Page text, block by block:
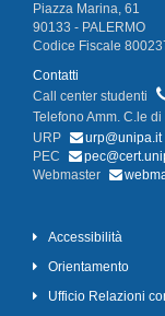
Piazza Marina, 61
90133 - PALERMO
Codice Fiscale
Contatti
Call center studenti
Telefono Amm. C.le
URP
urp@unipa.it
PEC
Webmaster
Accessibilità
Orientamento
Ufficio Relazioni